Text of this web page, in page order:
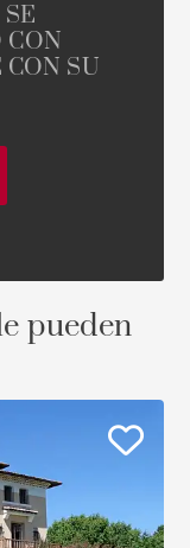
CON
CON SU
pueden